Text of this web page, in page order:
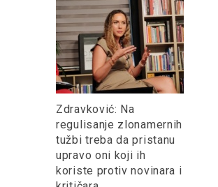
Zdravković: Na
regulisanje zlonamernih
tužbi treba da pristanu
upravo oni koji ih
koriste protiv novinara i